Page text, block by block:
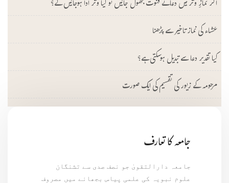
عشاء کی نماز تاخیر سے پڑھنا
کیا تقدیر دعا سے تبدیل ہوسکتی ہے؟
مرحومہ کے زیور کی تقسیم کی ایک صورت
جامعہ کا تعارف
جامعہ دارالتقویٰ جو نصف صدی سے تشنگان
علوم نبویہ کی علمی پیاس بجھانے میں مصروف